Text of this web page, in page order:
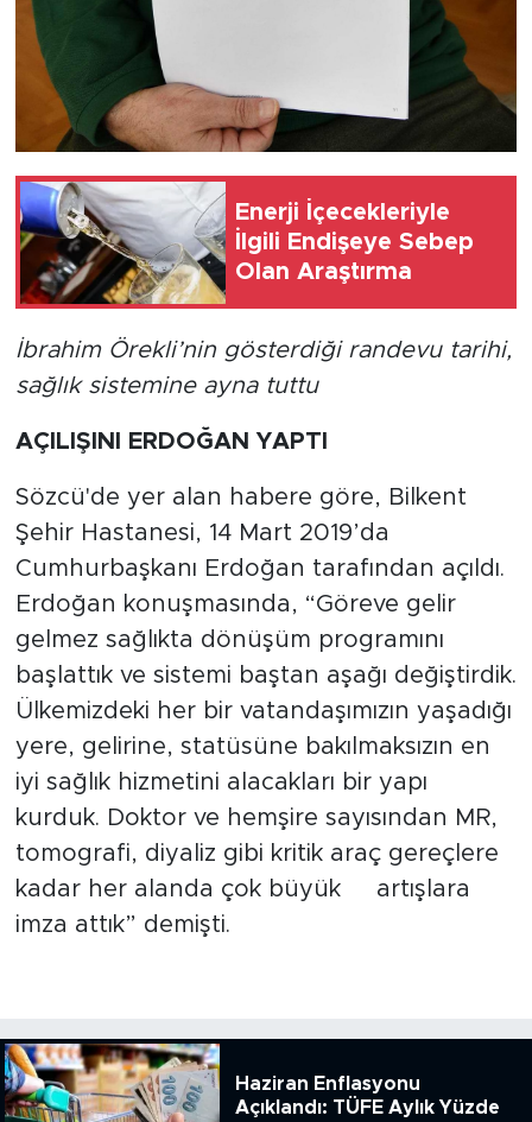
Enerji İçecekleriyle
İlgili Endişeye Sebep
Olan Araştırma
İbrahim Örekli’nin gösterdiği randevu tarihi,
sağlık sistemine ayna tuttu
AÇILIŞINI ERDOĞAN YAPTI
Sözcü'de yer alan habere göre, Bilkent
Şehir Hastanesi, 14 Mart 2019’da
Cumhurbaşkanı Erdoğan tarafından açıldı.
Erdoğan konuşmasında, “Göreve gelir
gelmez sağlıkta dönüşüm programını
başlattık ve sistemi baştan aşağı değiştirdik.
Ülkemizdeki her bir vatandaşımızın yaşadığı
yere, gelirine, statüsüne bakılmaksızın en
iyi sağlık hizmetini alacakları bir yapı
kurduk. Doktor ve hemşire sayısından MR,
tomografi, diyaliz gibi kritik araç gereçlere
kadar her alanda çok büyük artışlara
imza attık” demişti.
Haziran Enflasyonu
Açıklandı: TÜFE Aylık Yüzde